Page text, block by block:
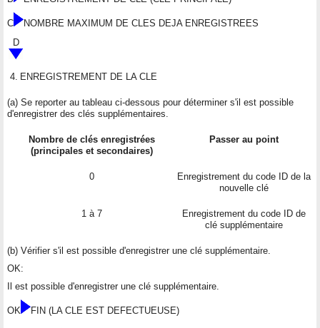
C
NOMBRE MAXIMUM DE CLES DEJA ENREGISTREES
D
4. ENREGISTREMENT DE LA CLE
(a) Se reporter au tableau ci-dessous pour déterminer s'il est possible
d'enregistrer des clés supplémentaires.
Nombre de clés enregistrées
(principales et secondaires)
Passer au point
0
Enregistrement du code ID de la
nouvelle clé
1 à 7
Enregistrement du code ID de
clé supplémentaire
(b) Vérifier s'il est possible d'enregistrer une clé supplémentaire.
OK:
Il est possible d'enregistrer une clé supplémentaire.
OK FIN (LA CLE EST DEFECTUEUSE)